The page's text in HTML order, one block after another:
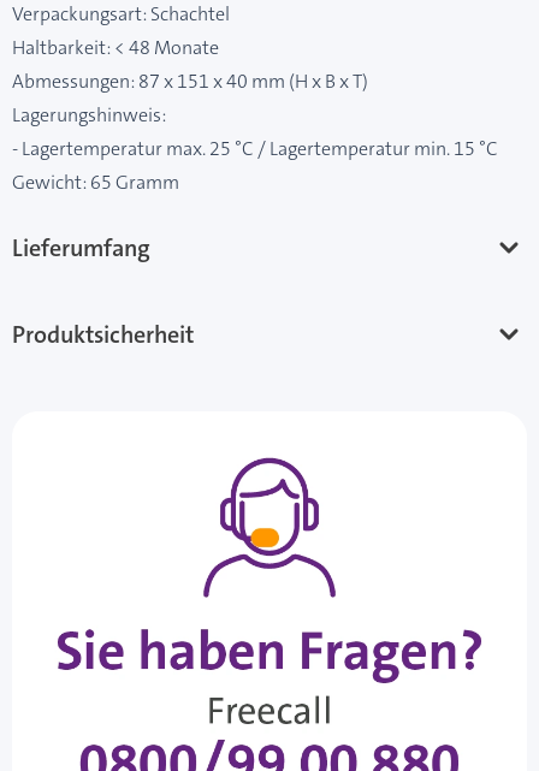
Verpackungsart: Schachtel
Haltbarkeit: < 48 Monate
Abmessungen: 87 x 151 x 40 mm (H x B x T)
Lagerungshinweis:
- Lagertemperatur max. 25 °C / Lagertemperatur min. 15 °C
Gewicht: 65 Gramm
Lieferumfang
Produktsicherheit